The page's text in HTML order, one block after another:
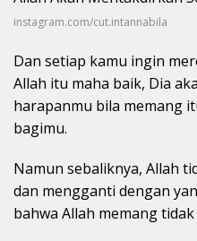
instagram.com/cut.intannabila
Dan setiap kamu ingin
Allah itu maha baik, Dia
harapanmu bila memang
bagimu.
Namun sebaliknya, Allah
dan mengganti dengan
bahwa Allah memang